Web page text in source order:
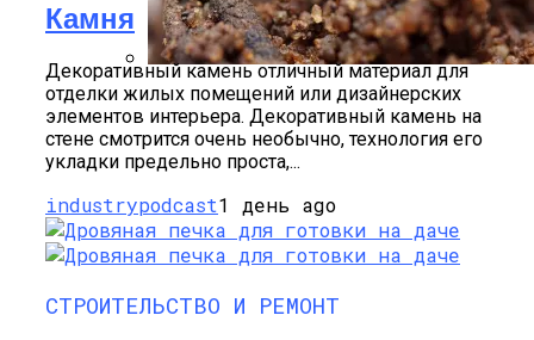
Стратификация Семян
Камня
Декоративный камень отличный материал для
отделки жилых помещений или дизайнерских
элементов интерьера. Декоративный камень на
стене смотрится очень необычно, технология его
укладки предельно проста,...
industrypodcast1 день ago
СТРОИТЕЛЬСТВО И РЕМОНТ